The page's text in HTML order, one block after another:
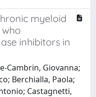
myeloid
inhibitors in
Cambrin, Giovanna;
Berchialla, Paola;
Castagnetti,